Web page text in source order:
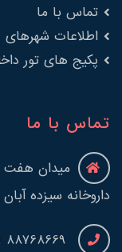
تماس با ما
اطلاعات شهرهای
پکیج های تور داخلی
تماس با ما
میدان هفت
داروخانه سیزده آبان - پلاک 80 - واحد
88768669 021